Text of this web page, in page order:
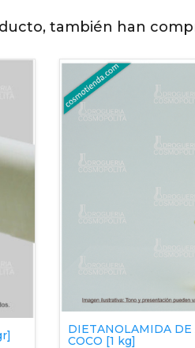
también han
DIETANOLAMIDA DE
COCO [1 kg]